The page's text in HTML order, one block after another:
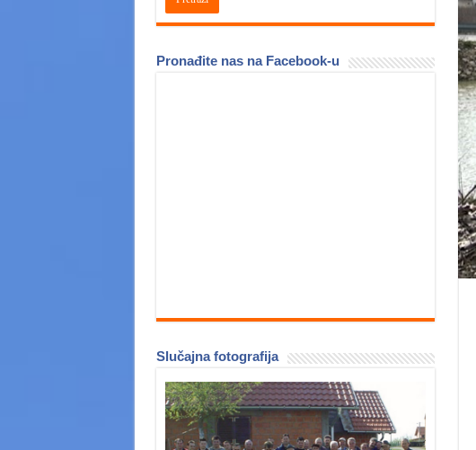
Pronađite nas na Facebook-u
Slučajna fotografija